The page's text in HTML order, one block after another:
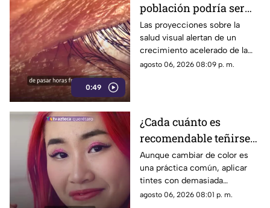
0:49
población podría ser
miope en 2050;
especialistas advierten
las causas
Las proyecciones sobre la
salud visual alertan de un
crecimiento acelerado de la
miopía y señalan que pasar
agosto 06, 2026 08:09 p. m.
¿Cada cuánto es
recomendable teñirse
el cabello?
Especialistas explican
por qué hacerlo
seguido puede dañarlo
Aunque cambiar de color es
una práctica común, aplicar
tintes con demasiada
frecuencia puede afectar la
agosto 06, 2026 08:01 p. m.